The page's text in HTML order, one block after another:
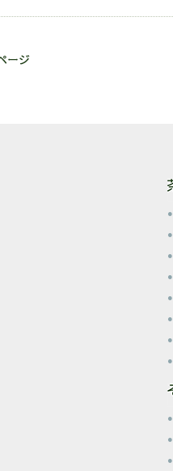
●
●
●
●
●
●
●
●
●
●
●